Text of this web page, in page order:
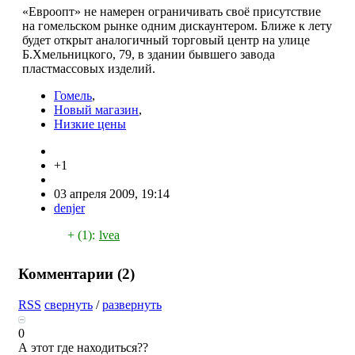
«Евроопт» не намерен ограничивать своё присутствие
на гомельском рынке одним дискаунтером. Ближе к лету
будет открыт аналогичный торговый центр на улице
Б.Хмельницкого, 79, в здании бывшего завода
пластмассовых изделий.
Гомель,
Новый магазин,
Низкие цены
+1
03 апреля 2009, 19:14
denjer
+ (1): lvea
Комментарии (2)
RSS свернуть /развернуть
0
А этот где находиться??